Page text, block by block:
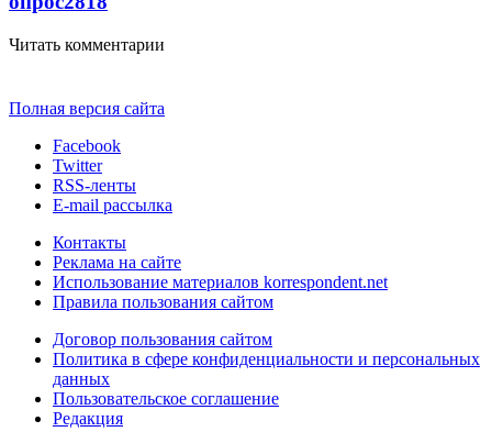
Читать комментарии
Полная версия сайта
Facebook
Twitter
RSS-ленты
E-mail рассылка
Контакты
Реклама на сайте
Использование материалов korrespondent.net
Правила пользования сайтом
Договор пользования сайтом
Политика в сфере конфиденциальности и персональных
данных
Пользовательское соглашение
Редакция